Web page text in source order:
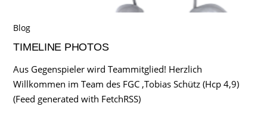
Blog
TIMELINE PHOTOS
Aus Gegenspieler wird Teammitglied! Herzlich
Willkommen im Team des FGC ,Tobias Schütz (Hcp 4,9)
(Feed generated with FetchRSS)